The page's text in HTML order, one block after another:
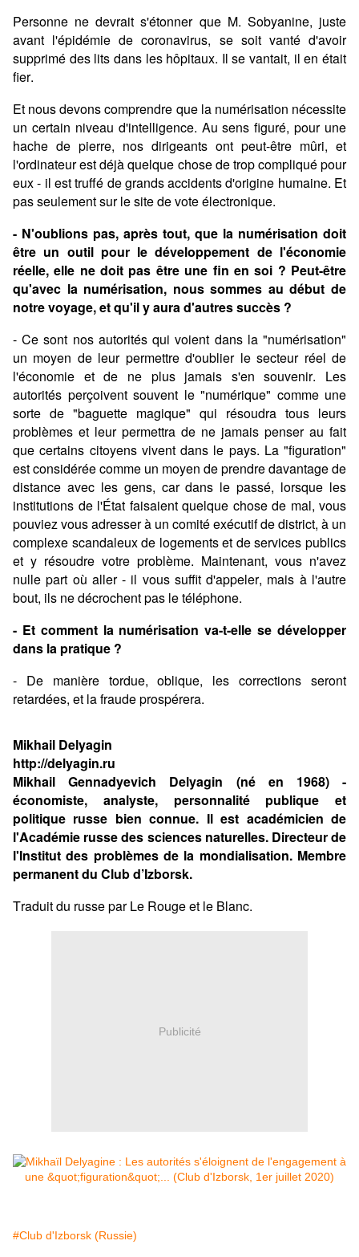
Personne ne devrait s'étonner que M. Sobyanine, juste
avant l'épidémie de coronavirus, se soit vanté d'avoir
supprimé des lits dans les hôpitaux. Il se vantait, il en était
fier.
Et nous devons comprendre que la numérisation nécessite
un certain niveau d'intelligence. Au sens figuré, pour une
hache de pierre, nos dirigeants ont peut-être mûri, et
l'ordinateur est déjà quelque chose de trop compliqué pour
eux - il est truffé de grands accidents d'origine humaine. Et
pas seulement sur le site de vote électronique.
- N'oublions pas, après tout, que la numérisation doit
être un outil pour le développement de l'économie
réelle, elle ne doit pas être une fin en soi ? Peut-être
qu'avec la numérisation, nous sommes au début de
notre voyage, et qu'il y aura d'autres succès ?
- Ce sont nos autorités qui voient dans la "numérisation"
un moyen de leur permettre d'oublier le secteur réel de
l'économie et de ne plus jamais s'en souvenir. Les
autorités perçoivent souvent le "numérique" comme une
sorte de "baguette magique" qui résoudra tous leurs
problèmes et leur permettra de ne jamais penser au fait
que certains citoyens vivent dans le pays. La "figuration"
est considérée comme un moyen de prendre davantage de
distance avec les gens, car dans le passé, lorsque les
institutions de l'État faisaient quelque chose de mal, vous
pouviez vous adresser à un comité exécutif de district, à un
complexe scandaleux de logements et de services publics
et y résoudre votre problème. Maintenant, vous n'avez
nulle part où aller - il vous suffit d'appeler, mais à l'autre
bout, ils ne décrochent pas le téléphone.
- Et comment la numérisation va-t-elle se développer
dans la pratique ?
- De manière tordue, oblique, les corrections seront
retardées, et la fraude prospérera.
Mikhail Delyagin
http://delyagin.ru
Mikhail Gennadyevich Delyagin (né en 1968) -
économiste, analyste, personnalité publique et
politique russe bien connue. Il est académicien de
l'Académie russe des sciences naturelles. Directeur de
l'Institut des problèmes de la mondialisation. Membre
permanent du Club d’Izborsk.
Traduit du russe par Le Rouge et le Blanc.
Publicité
#Club d'Izborsk (Russie)